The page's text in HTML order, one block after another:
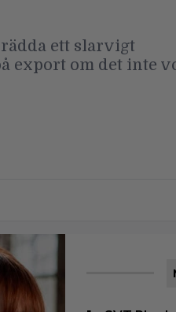
rädda ett slarvigt
export om det inte